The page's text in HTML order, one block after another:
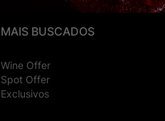
MAIS BUSCADOS
Wine Offer
Spot Offer
Exclusivos